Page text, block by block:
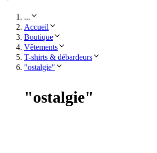
...
Accueil
Boutique
Vêtements
T-shirts & débardeurs
"ostalgie"
"ostalgie"